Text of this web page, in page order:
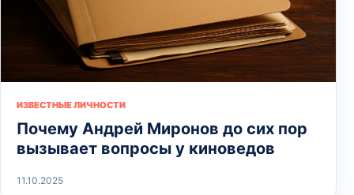
ИЗВЕСТНЫЕ ЛИЧНОСТИ
Почему Андрей Миронов до сих пор
вызывает вопросы у киноведов
11.10.2025